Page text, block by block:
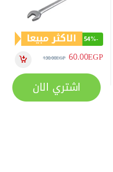
-
54% الاكثر مبيعا
60.00EGP
130.00EGP
اشتري الان